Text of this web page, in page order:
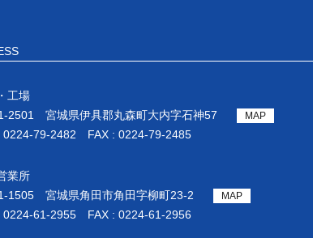
MAP
工場
2501 宮城県伊具郡丸森町大内字石神57
0224-79-2482 FAX : 0224-79-2485
MAP
業所
1505 宮城県角田市角田字柳町23-2
0224-61-2955 FAX : 0224-61-2956